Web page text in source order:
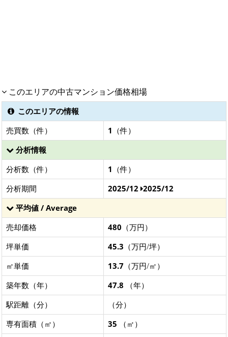
このエリアの中古マンション価格相場
このエリアの情報
売買数（件）
1 （件）
分析情報
分析数（件）
1 （件）
分析期間
2025/12 2025/12
平均値 / Average
売却価格
480 （万円）
坪単価
45.3 （万円/坪）
㎡単価
13.7 （万円/㎡）
築年数（年）
47.8 （年）
駅距離（分）
（分）
専有面積（㎡）
35 （㎡）